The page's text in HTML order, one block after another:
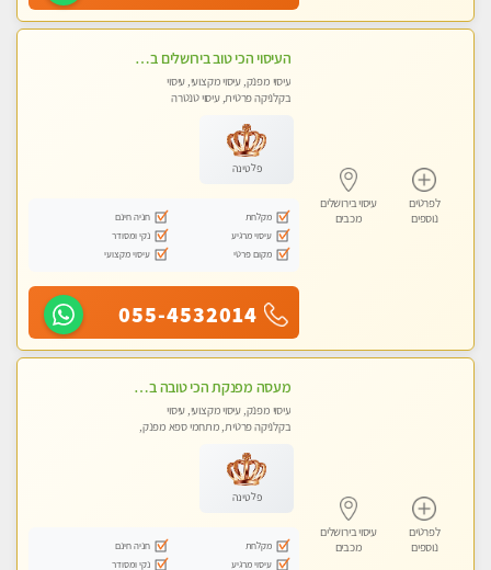
לפרטים
נוספים
עיסוי בירושלים
מכבים
העיסוי הכי טוב בירושלים במרכז ירושלים GREEN -SPA מפנק מקצועי ומשחרר
עיסוי מפנק, עיסוי מקצועי, עיסוי
בקלניקה פרטית, עיסוי טנטרה
פלטינה
מקלחת
חניה חינם
עיסוי מרגיע
נקי ומסודר
מקום פרטי
עיסוי מקצועי
055-4532014
לפרטים
נוספים
עיסוי בירושלים
מכבים
מעסה מפנקת הכי טובה בעיר במרכז העיר כל סוגי העיסויים מעסה מקצועית ואיכותית פרטי!!!מומלץ לחלוטין!!
עיסוי מפנק, עיסוי מקצועי, עיסוי
בקלניקה פרטית, מתחמי ספא מפנק,
פלטינה
מקלחת
חניה חינם
עיסוי מרגיע
נקי ומסודר